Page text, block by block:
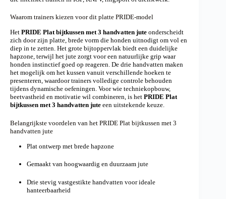
Waarom trainers kiezen voor dit platte PRIDE-model
Het PRIDE Plat bijtkussen met 3 handvatten jute onderscheidt
zich door zijn platte, brede vorm die honden uitnodigt om vol en
diep in te zetten. Het grote bijtoppervlak biedt een duidelijke
hapzone, terwijl het jute zorgt voor een natuurlijke grip waar
honden instinctief goed op reageren. De drie handvatten maken
het mogelijk om het kussen vanuit verschillende hoeken te
presenteren, waardoor trainers volledige controle behouden
tijdens dynamische oefeningen. Voor wie techniekopbouw,
beetvastheid en motivatie wil combineren, is het PRIDE Plat
bijtkussen met 3 handvatten jute een uitstekende keuze.
Belangrijkste voordelen van het PRIDE Plat bijtkussen met 3
handvatten jute
Plat ontwerp met brede hapzone
Gemaakt van hoogwaardig en duurzaam jute
Drie stevig vastgestikte handvatten voor ideale
hanteerbaarheid